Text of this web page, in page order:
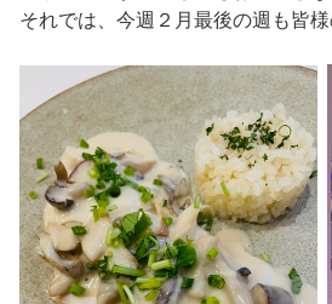
それでは、今週２月最後の週も皆